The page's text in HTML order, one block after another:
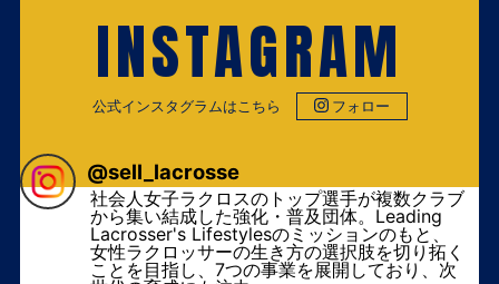
INSTAGRAM
公式インスタグラムはこちら フォロー
@sell_lacrosse
社会人女子ラクロスのトップ選手が複数クラブ
から集い結成した強化・普及団体。Leading
Lacrosser's Lifestylesのミッションのもと、
女性ラクロッサーの生き方の選択肢を切り拓く
ことを目指し、7つの事業を展開しており、次